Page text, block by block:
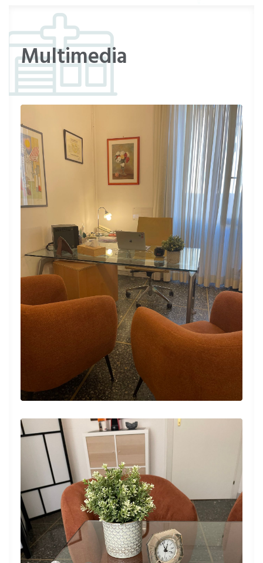
empatica, preparata e centrata. attenta
nell’ascolto ed efficace nella guida, mette a
proprio agio sia in coppia che
singolarmente. altamente consigliata
Paziente
Dottoressa molto preparata, sa capire il mio
stato d animo
Paziente
La Dottoressa è molto preparata, cordiale
ed empatica. Mi sono sentita subito a mio
agio e soprattutto ascoltata e compresa :)
legato alla sfera sessuale con la mia ragazza
e la dottoressa mi sta aiutando molto,
soprattutto dal punto di vista mentale, a
superarlo.
Paziente
Multimedia